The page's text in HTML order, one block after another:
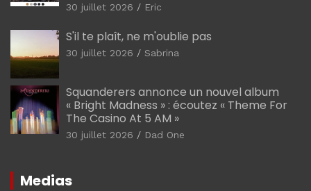
30 juillet 2026 Eric
S'il te plaît, ne m'oublie pas
30 juillet 2026 Sabrina
Squanderers annonce un nouvel album
« Bright Madness » : écoutez « Theme For
The Casino At 5 AM »
30 juillet 2026 Dad One
Medias